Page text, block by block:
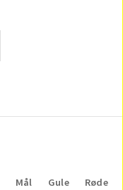
Mål
Gule
Røde